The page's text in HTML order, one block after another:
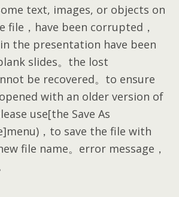
text, images, or objects on
file，have been corrupted，
the presentation have been
slides。the lost
be recovered。to ensure
with an older version of
use[the Save As
，to save the file with
file name。error message，